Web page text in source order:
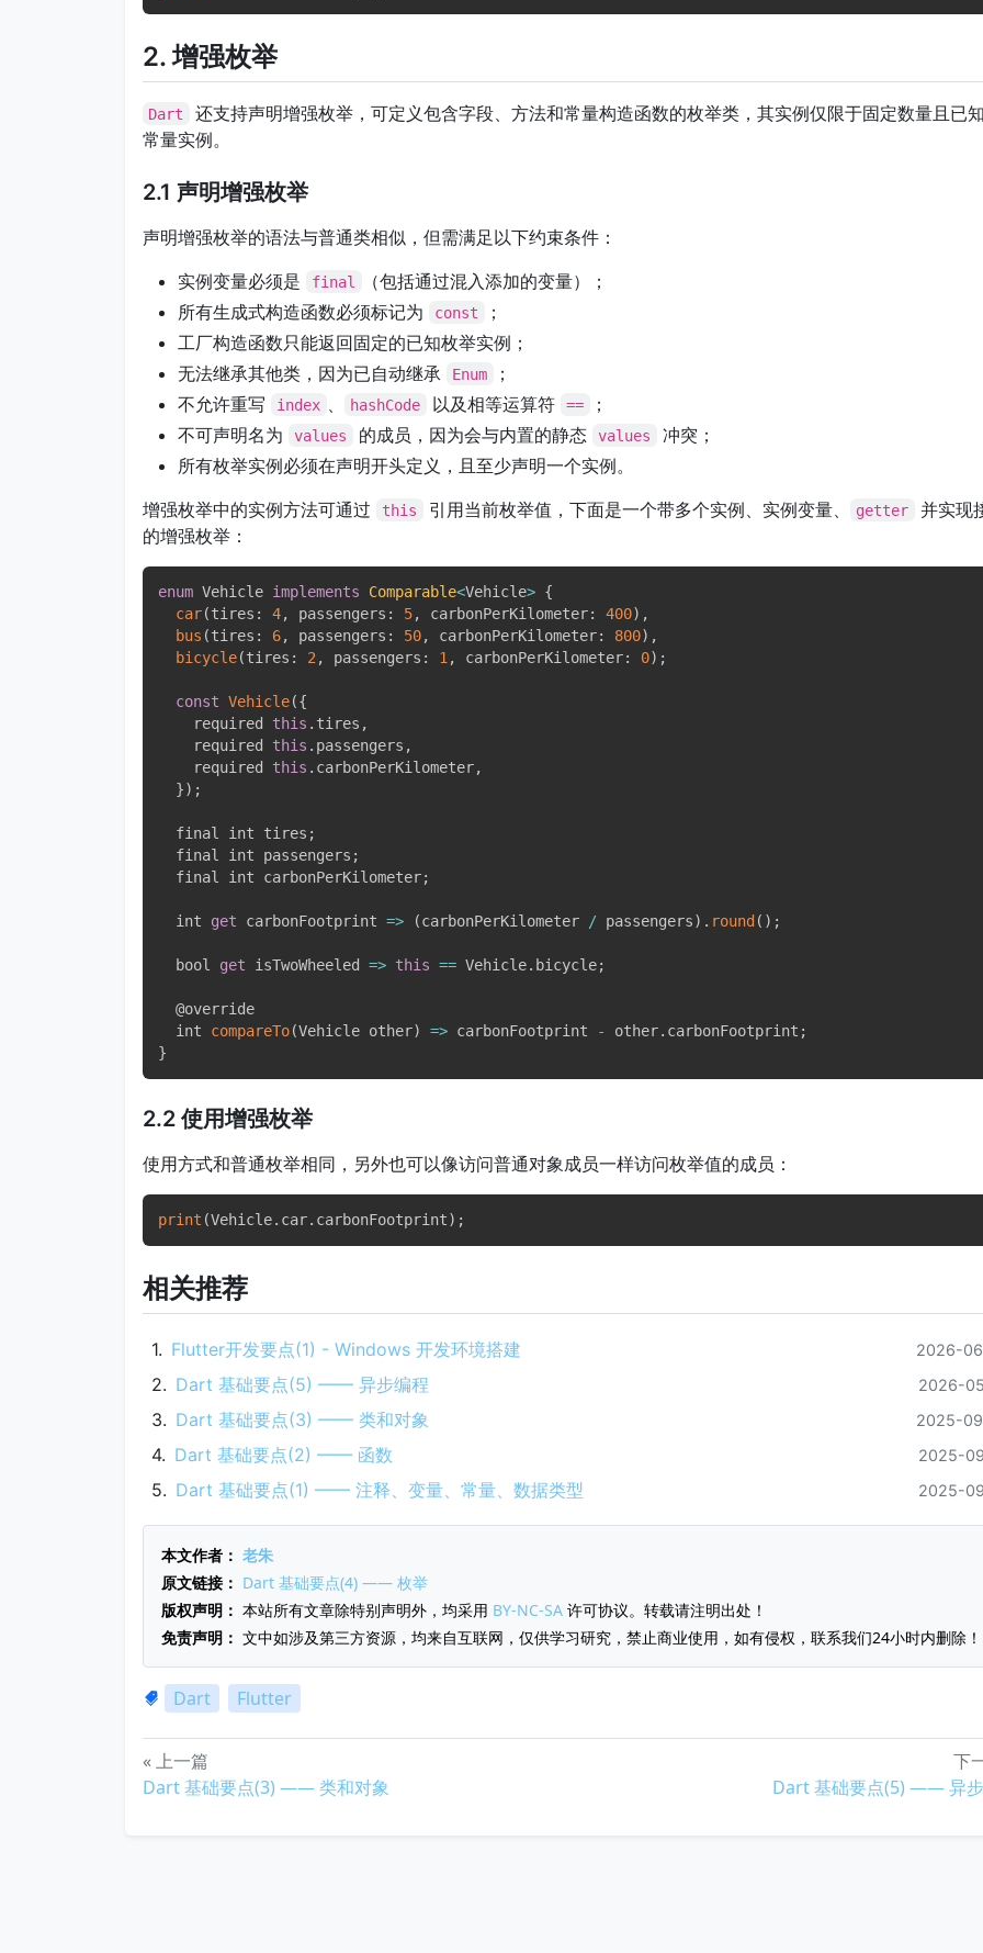
2. 增强枚举
Dart
还支持声明增强枚举，可定义包含字段、方法和常量构造函数的枚举类，其实例仅限于固定数量且已
常量实例。
2.1 声明增强枚举
声明增强枚举的语法与普通类相似，但需满足以下约束条件：
实例变量必须是
final
（包括通过混入添加的变量）；
所有生成式构造函数必须标记为
const
；
工厂构造函数只能返回固定的已知枚举实例；
无法继承其他类，因为已自动继承
Enum
；
不允许重写
index hashCode 以及相等运算符 ==
；
不可声明名为
values 的成员，因为会与内置的静态 values
冲突；
所有枚举实例必须在声明开头定义，且至少声明一个实例。
增强枚举中的实例方法可通过
this 引用当前枚举值，下面是一个带多个实例、实例变量、 getter
并实现
的增强枚举：
enum Vehicle implements Comparable<Vehicle> {
car(tires : 4, passengers : 5, carbonPerKilometer: 400) ,
bus (tires : 6, passengers : 50, carbonPerKilometer: 800) ,
bicycle(tires : 2, passengers : 1, carbonPerKilometer: 0) ;
const Vehicle({
    required
this . tires ,
    required
this . passengers ,
    required
this . carbonPerKilometer,
}) ;
  final int tires
;
  final int passengers
;
  final int carbonPerKilometer
;
  int
get carbonFootprint => (carbonPerKilometer / passengers) . round ( ) ;
  bool
get isTwoWheeled => this == Vehicle. bicycle;
  @override
  int
compareTo(Vehicle other) => carbonFootprint - other. carbonFootprint ;
}
2.2 使用增强枚举
使用方式和普通枚举相同，另外也可以像访问普通对象成员一样访问枚举值的成员：
print (Vehicle. car. carbonFootprint) ;
相关推荐
Flutter开发要点(1) - Windows 开发环境搭建 2026-
Dart 基础要点(5) —— 异步编程 2026-
Dart 基础要点(3) —— 类和对象 2025-
Dart 基础要点(2) —— 函数 2025-
Dart 基础要点(1) —— 注释、变量、常量、数据类型 2025-
本文作者： 老朱
原文链接： Dart 基础要点(4) —— 枚举
版权声明： 本站所有文章除特别声明外，均采用 BY-NC-SA 许可协议。转载请注明出处！
免责声明： 文中如涉及第三方资源，均来自互联网，仅供学习研究，禁止商业使用，如有侵权，联系我们24小时内删除！
Dart Flutter
« 上一篇
Dart 基础要点(3) —— 类和对象
下
Dart 基础要点(5) —— 异